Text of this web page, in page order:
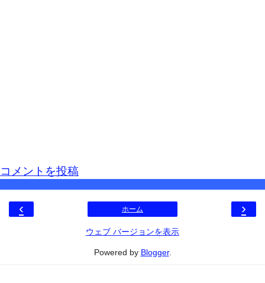
コメントを投稿
‹ ›
ホーム
ウェブ バージョンを表示
Powered by Blogger.